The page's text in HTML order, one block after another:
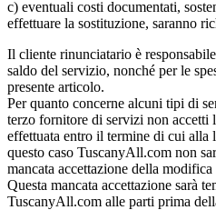
c) eventuali costi documentati,
effettuare la sostituzione, saranno
Il cliente rinunciatario è
saldo del servizio, nonché per le
presente articolo.
Per quanto concerne alcuni tipi di
terzo fornitore di servizi non accetti
effettuata entro il termine di cui alla
questo caso TuscanyAll.com non
mancata accettazione della
Questa mancata accettazione sarà
TuscanyAll.com alle parti prima